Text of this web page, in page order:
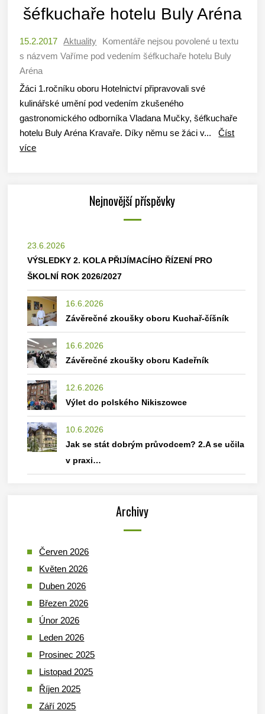
šéfkuchaře hotelu Buly Aréna
15.2.2017 Aktuality Komentáře nejsou povolené u textu
s názvem Vaříme pod vedením šéfkuchaře hotelu Buly
Aréna
Žáci 1.ročníku oboru Hotelnictví připravovali své
kulinářské umění pod vedením zkušeného
gastronomického odborníka Vladana Mučky, šéfkuchaře
hotelu Buly Aréna Kravaře. Díky němu se žáci v...Číst
více
Nejnovější příspěvky
23.6.2026
VÝSLEDKY 2. KOLA PŘIJÍMACÍHO ŘÍZENÍ PRO
ŠKOLNÍ ROK 2026/2027
16.6.2026
Závěrečné zkoušky oboru Kuchař-číšník
16.6.2026
Závěrečné zkoušky oboru Kadeřník
12.6.2026
Výlet do polského Nikiszowce
10.6.2026
Jak se stát dobrým průvodcem? 2.A se učila
v praxi…
Archivy
Červen 2026
Květen 2026
Duben 2026
Březen 2026
Únor 2026
Leden 2026
Prosinec 2025
Listopad 2025
Říjen 2025
Září 2025